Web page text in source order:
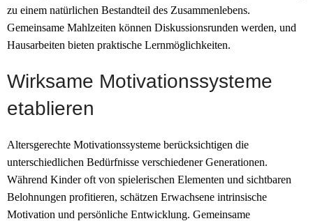
zu einem natürlichen Bestandteil des Zusammenlebens.
Gemeinsame Mahlzeiten können Diskussionsrunden werden, und
Hausarbeiten bieten praktische Lernmöglichkeiten.
Wirksame Motivationssysteme
etablieren
Altersgerechte Motivationssysteme berücksichtigen die
unterschiedlichen Bedürfnisse verschiedener Generationen.
Während Kinder oft von spielerischen Elementen und sichtbaren
Belohnungen profitieren, schätzen Erwachsene intrinsische
Motivation und persönliche Entwicklung. Gemeinsame